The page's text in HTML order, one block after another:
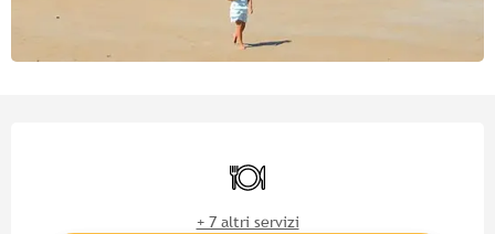
Ristorante
+ 7 altri servizi